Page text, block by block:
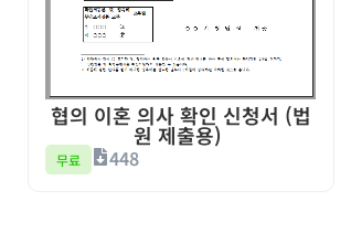
협의 이혼 의사 확인 신청서 (법
원 제출용)
무료 448